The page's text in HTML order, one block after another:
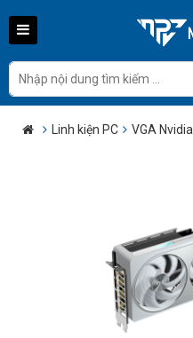
Linh kiện PC VGA Nvidia